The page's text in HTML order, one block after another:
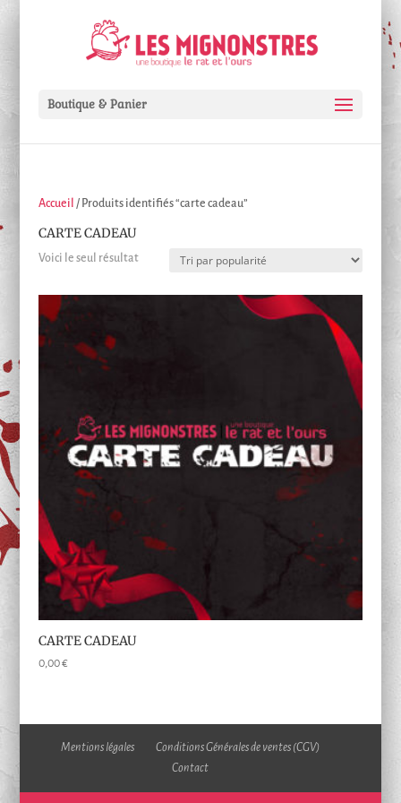
Boutique & Panier
Accueil / Produits identifiés “carte cadeau”
CARTE CADEAU
Voici le seul résultat
CARTE CADEAU
0,00€
Mentions légales
Conditions Générales de ventes (CGV)
Contact